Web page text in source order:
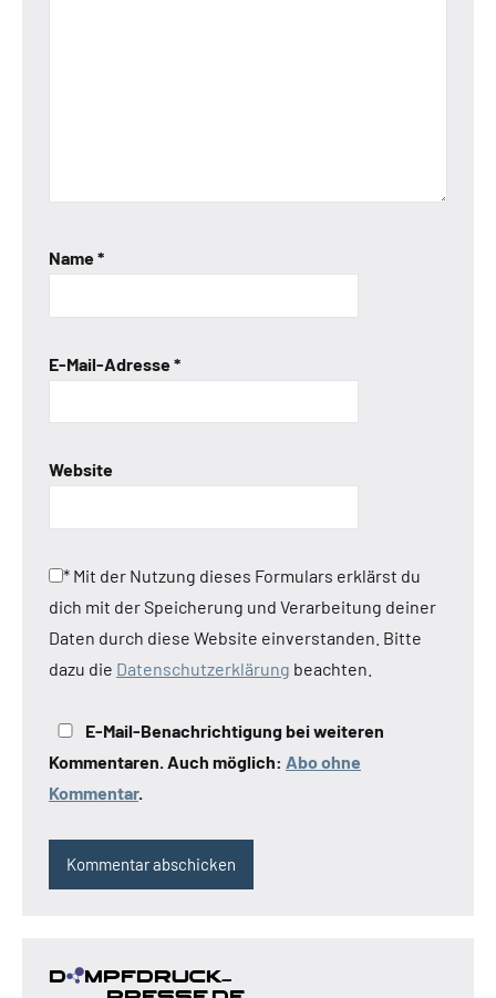
Name*
E-Mail-Adresse*
Website
* Mit der Nutzung dieses Formulars erklärst du
dich mit der Speicherung und Verarbeitung deiner
Daten durch diese Website einverstanden. Bitte
dazu die Datenschutzerklärung beachten.
E-Mail-Benachrichtigung bei weiteren
Kommentaren. Auch möglich: Abo ohne
Kommentar.